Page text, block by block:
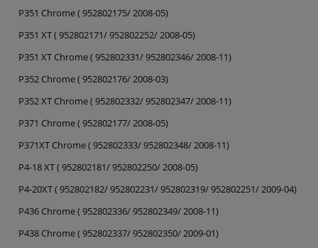
P351 Chrome ( 952802175/ 2008-05)
P351 XT ( 952802171/ 952802252/ 2008-05)
P351 XT Chrome ( 952802331/ 952802346/ 2008-11)
P352 Chrome ( 952802176/ 2008-03)
P352 XT Chrome ( 952802332/ 952802347/ 2008-11)
P371 Chrome ( 952802177/ 2008-05)
P371XT Chrome ( 952802333/ 952802348/ 2008-11)
P4-18 XT ( 952802181/ 952802250/ 2008-05)
P4-20XT ( 952802182/ 952802231/ 952802319/ 952802251/ 2009-04)
P436 Chrome ( 952802336/ 952802349/ 2008-11)
P438 Chrome ( 952802337/ 952802350/ 2009-01)